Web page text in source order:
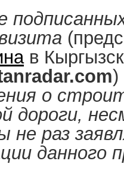
в
)
о
дороги,
не раз
данного